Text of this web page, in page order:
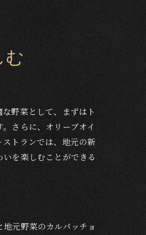
む
野菜として、まずはト
さらに、オリーブオイ
トランでは、地元の新
を楽しむことができる
元野菜のカルパッチョ